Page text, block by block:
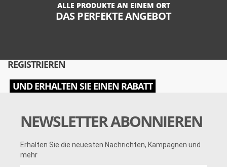
ALLE PRODUKTE AN EINEM ORT
DAS PERFEKTE ANGEBOT
REGISTRIEREN
UND ERHALTEN SIE EINEN RABATT
NEWSLETTER ABONNIEREN
Erhalten Sie die neuesten Nachrichten, Kampagnen und
mehr